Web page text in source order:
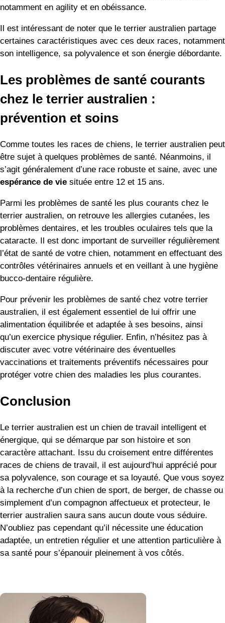
notamment en agility et en obéissance.
Il est intéressant de noter que le terrier australien partage
certaines caractéristiques avec ces deux races, notamment
son intelligence, sa polyvalence et son énergie débordante.
Les problèmes de santé courants
chez le terrier australien :
prévention et soins
Comme toutes les races de chiens, le terrier australien peut
être sujet à quelques problèmes de santé. Néanmoins, il
s’agit généralement d’une race robuste et saine, avec une
espérance de vie située entre 12 et 15 ans.
Parmi les problèmes de santé les plus courants chez le
terrier australien, on retrouve les allergies cutanées, les
problèmes dentaires, et les troubles oculaires tels que la
cataracte. Il est donc important de surveiller régulièrement
l’état de santé de votre chien, notamment en effectuant des
contrôles vétérinaires annuels et en veillant à une hygiène
bucco-dentaire régulière.
Pour prévenir les problèmes de santé chez votre terrier
australien, il est également essentiel de lui offrir une
alimentation équilibrée et adaptée à ses besoins, ainsi
qu’un exercice physique régulier. Enfin, n’hésitez pas à
discuter avec votre vétérinaire des éventuelles
vaccinations et traitements préventifs nécessaires pour
protéger votre chien des maladies les plus courantes.
Conclusion
Le terrier australien est un chien de travail intelligent et
énergique, qui se démarque par son histoire et son
caractère attachant. Issu du croisement entre différentes
races de chiens de travail, il est aujourd’hui apprécié pour
sa polyvalence, son courage et sa loyauté. Que vous soyez
à la recherche d’un chien de sport, de berger, de chasse ou
simplement d’un compagnon affectueux et protecteur, le
terrier australien saura sans aucun doute vous séduire.
N’oubliez pas cependant qu’il nécessite une éducation
adaptée, un entretien régulier et une attention particulière à
sa santé pour s’épanouir pleinement à vos côtés.